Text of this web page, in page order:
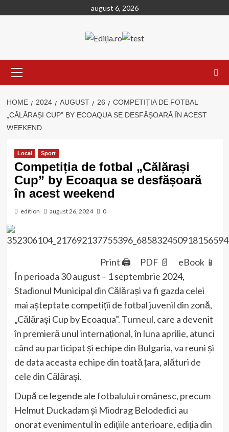
to
august 6, 2026
Menu
HOME 2024 AUGUST 26
COMPETIȚIA DE FOTBAL
„CĂLĂRAȘI CUP” BY ECOAQUA SE DESFĂȘOARĂ ÎN ACEST
WEEKEND
Local Sport
Competiția de fotbal „Călărași
Cup” by Ecoaqua se desfășoară
în acest weekend
edition august 26, 2024 0
Print 🖨 PDF 📄
eBook 📱
În perioada 30 august – 1 septembrie 2024,
Stadionul Municipal din Călărași va fi gazda celei
mai așteptate competiții de fotbal juvenil din zonă,
„Călărași Cup by Ecoaqua”. Turneul, care a devenit
în premieră unul internațional, în luna aprilie, atunci
când au participat și echipe din Bulgaria, va reuni și
de data aceasta echipe din toată țara, alături de
cele din Călărași.
După ce legende ale fotbalului românesc, precum
Helmut Duckadam și Miodrag Belodedici au
onorat evenimentul în edițiile anterioare, ediția din